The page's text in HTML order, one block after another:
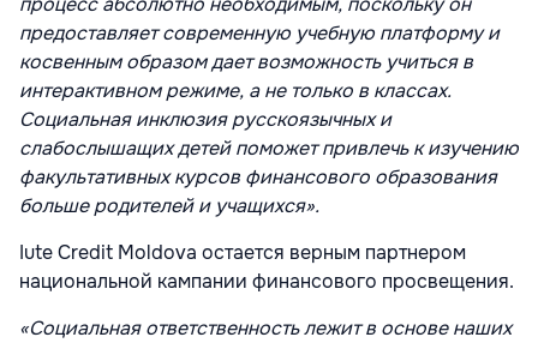
предоставляет современную учебную платформу и
косвенным образом дает возможность учиться в
интерактивном режиме, а не только в классах.
Социальная инклюзия русскоязычных и
слабослышащих детей поможет привлечь к изучению
факультативных курсов финансового образования
больше родителей и учащихся».
Iute Credit Moldova остается верным партнером
национальной кампании финансового просвещения.
«Социальная ответственность лежит в основе наших